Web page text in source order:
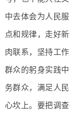
中去体会为人民
点和规律，走好
肉联系，坚持工
群众的躬身实践
务群众，满足人
心坎上。要把调